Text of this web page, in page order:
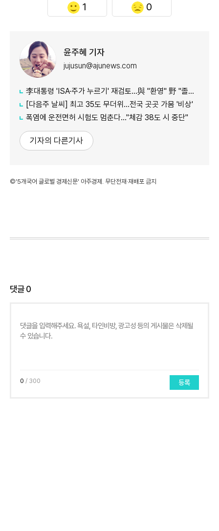
1 0
윤주혜 기자
jujusun@ajunews.com
李대통령 'ISA·주가 누르기' 재검토…與 "환영" 野 "졸속 국정"
[다음주 날씨] 최고 35도 무더위…전국 곳곳 가뭄 '비상'
폭염에 운전면허 시험도 멈춘다…"체감 38도 시 중단"
기자의 다른기사
©'5개국어 글로벌 경제신문' 아주경제. 무단전재·재배포 금지
댓글0
0 / 300 등록